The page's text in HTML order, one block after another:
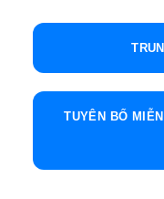
TUYÊN BỐ